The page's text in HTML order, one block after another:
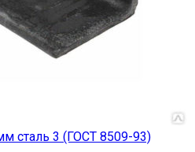
сталь 3 (ГОСТ 8509-93)